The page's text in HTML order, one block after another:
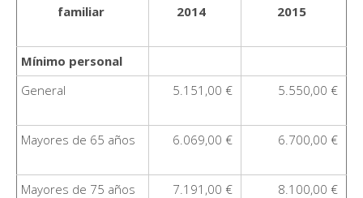
familiar
2014
2015
Mínimo personal
General
5.151,00 € 5.550,00 €
Mayores de 65 años 6.069,00 € 6.700,00 €
Mayores de 75 años 7.191,00 € 8.100,00 €